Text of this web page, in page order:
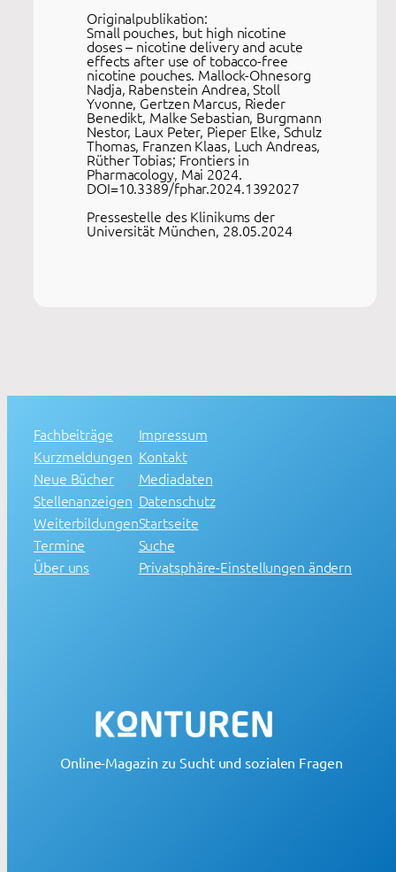
Originalpublikation:
Small pouches, but high nicotine
doses – nicotine delivery and acute
effects after use of tobacco-free
nicotine pouches. Mallock-Ohnesorg
Nadja, Rabenstein Andrea, Stoll
Yvonne, Gertzen Marcus, Rieder
Benedikt, Malke Sebastian, Burgmann
Nestor, Laux Peter, Pieper Elke, Schulz
Thomas, Franzen Klaas, Luch Andreas,
Rüther Tobias; Frontiers in
Pharmacology, Mai 2024.
DOI=10.3389/fphar.2024.1392027
Pressestelle des Klinikums der
Universität München, 28.05.2024
Fachbeiträge
Kurzmeldungen
Neue Bücher
Stellenanzeigen
Weiterbildungen
Termine
Über uns
Impressum
Kontakt
Mediadaten
Datenschutz
Startseite
Suche
Privatsphäre-Einstellungen ändern
Online-Magazin zu Sucht und sozialen Fragen